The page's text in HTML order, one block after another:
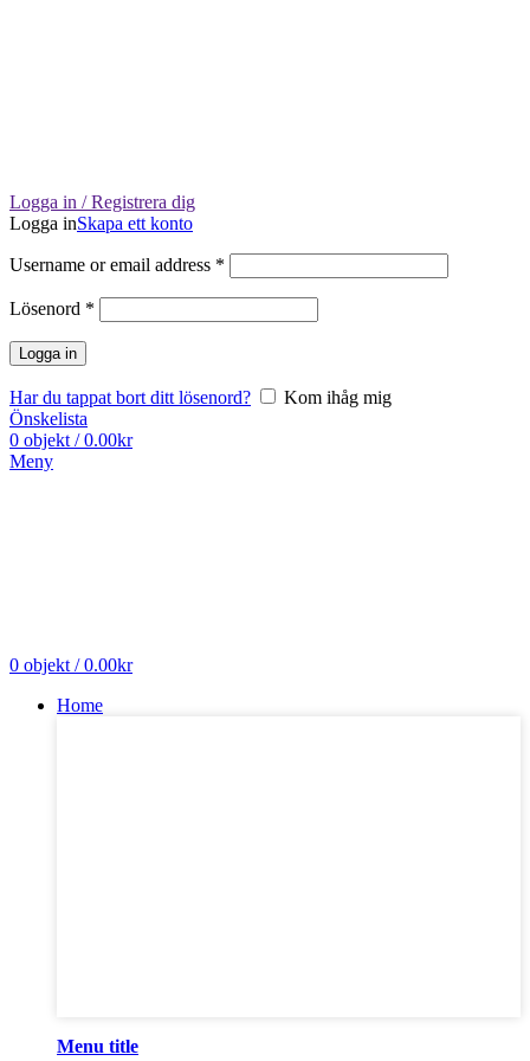
Logga in / Registrera dig
Logga inSkapa ett konto
Username or email address *
Lösenord *
Logga in
Har du tappat bort ditt lösenord?
Kom ihåg mig
Önskelista
0 objekt / 0.00kr
Meny
0 objekt / 0.00kr
Home
Menu title